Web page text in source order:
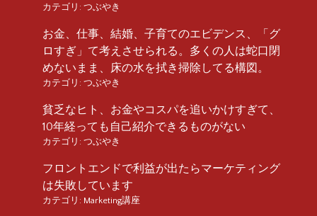
カテゴリ: つぶやき
お金、仕事、結婚、子育てのエビデンス、「グ
ロすぎ」て考えさせられる。多くの人は蛇口閉
めないまま、床の水を拭き掃除してる構図。
カテゴリ: つぶやき
貧乏なヒト、お金やコスパを追いかけすぎて、
10年経っても自己紹介できるものがない
カテゴリ: つぶやき
フロントエンドで利益が出たらマーケティング
は失敗しています
カテゴリ: Marketing講座